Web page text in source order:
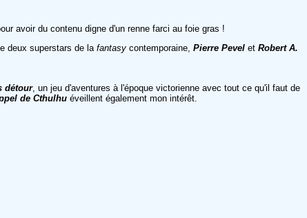
avoir du contenu digne d'un renne farci au foie gras !
deux superstars de la fantasy contemporaine, Pierre Pevel et Robert A.
détour, un jeu d'aventures à l'époque victorienne avec tout ce qu'il faut de
de Cthulhu éveillent également mon intérêt.